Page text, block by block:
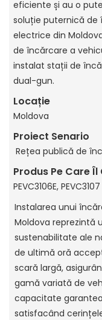
eficiente și au o
soluție puternică de
electrice din
de încărcare a
instalat stații de
dual-gun.
Locație
Moldova
Proiect Senario
Rețea publică de
Produs Pe Care
PEVC3106E, PEVC3107
Instalarea unui
Moldova reprezintă
sustenabilitate ale
de ultimă oră
scară largă,
gamă variată de
capacitate
satisfacând